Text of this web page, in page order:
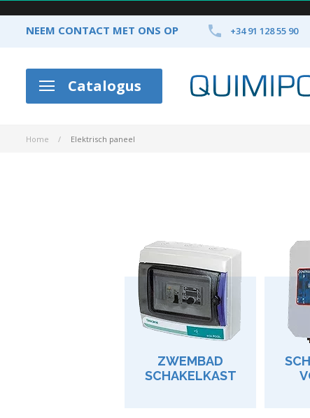
NEEM CONTACT MET ONS OP  +34 91 128 55 90
Catalogus
Home Elektrisch paneel
ZWEMBAD
SCHAKELKAST